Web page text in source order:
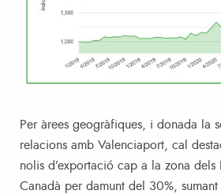
Per àrees geogràfiques, i donada la
relacions amb Valenciaport, cal
nolis d’exportació cap a la zona dels
Canadà per damunt del 30%, sumant